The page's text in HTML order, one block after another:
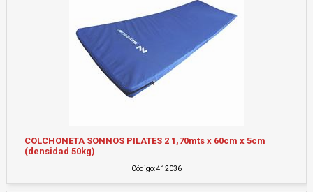
COLCHONETA SONNOS PILATES 2 1,70mts x 60cm x 5cm
(densidad 50kg)
Código: 412036